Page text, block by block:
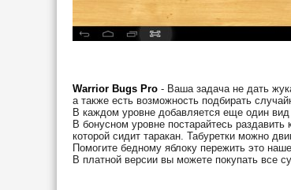
Warrior Bugs Pro - Ваша задача не дать
а также есть возможность подбирать
В каждом уровне добавляется еще один
В бонусном уровне постарайтесь
которой сидит таракан. Табуретки можно
Помогите бедному яблоку пережить это
В платной версии вы можете покупать все